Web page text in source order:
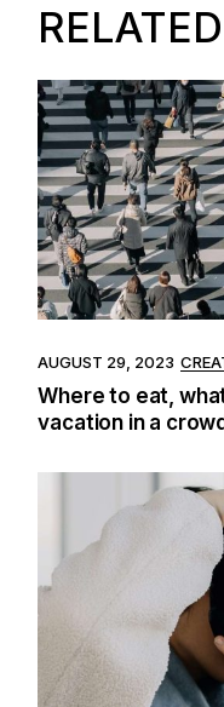
AUGUST 29, 2023
Where to eat,
vacation in a